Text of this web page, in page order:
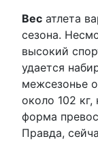
Вес атлета
сезона.
высокий
удается
межсезонье
около 102
форма
Правда,